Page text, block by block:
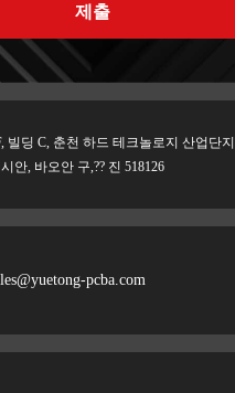
제출
빌딩 C, 춘천 하드 테크놀로지 산업단
안, 바오안 구,?? 진 518126
pcba.com